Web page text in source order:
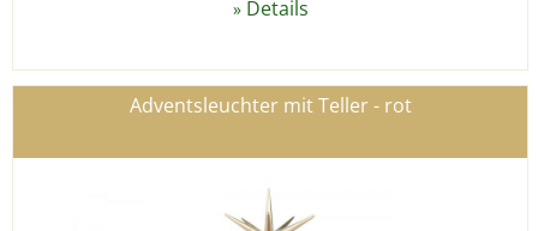
» Details
Adventsleuchter mit Teller - rot